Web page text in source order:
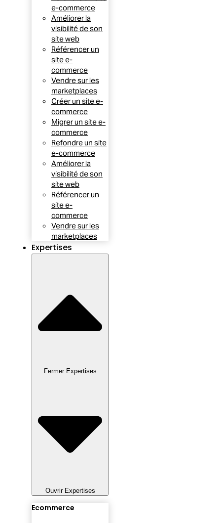
e-commerce
Améliorer la
visibilité de son
site web
Référencer un
site e-
commerce
Vendre sur les
marketplaces
Créer un site e-
commerce
Migrer un site e-
commerce
Refondre un site
e-commerce
Améliorer la
visibilité de son
site web
Référencer un
site e-
commerce
Vendre sur les
marketplaces
Expertises
Fermer Expertises
Ouvrir Expertises
Ecommerce